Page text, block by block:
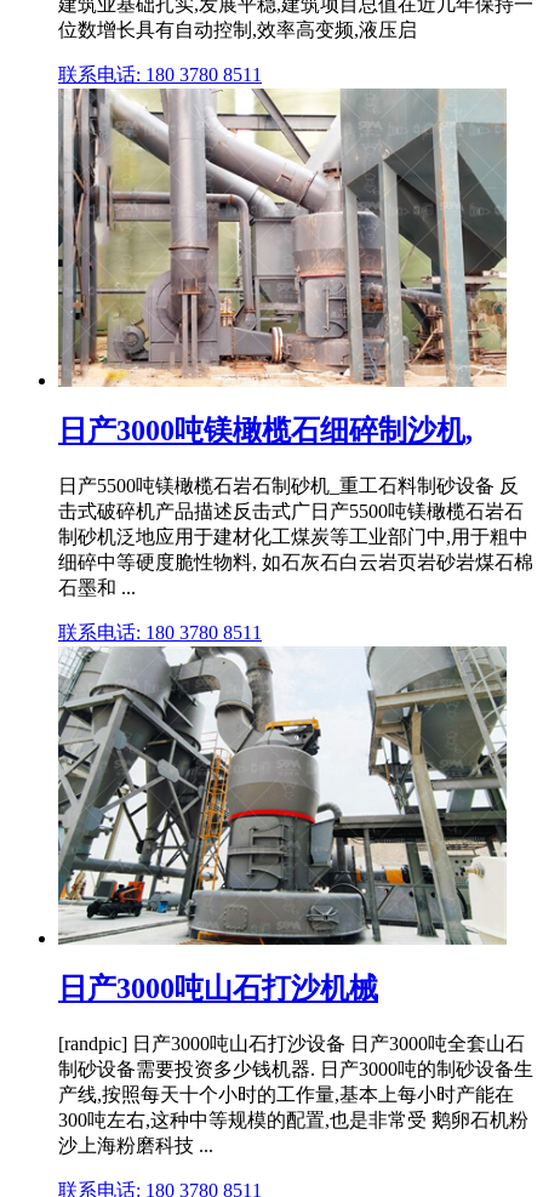
建筑业基础扎实,发展平稳,建筑项目总值在近几年保持一
位数增长具有自动控制,效率高变频,液压启
联系电话: 180 3780 8511
日产3000吨镁橄榄石细碎制沙机,
日产5500吨镁橄榄石岩石制砂机_重工石料制砂设备 反
击式破碎机产品描述反击式广日产5500吨镁橄榄石岩石
制砂机泛地应用于建材化工煤炭等工业部门中,用于粗中
细碎中等硬度脆性物料, 如石灰石白云岩页岩砂岩煤石棉
石墨和 ...
联系电话: 180 3780 8511
日产3000吨山石打沙机械
[randpic] 日产3000吨山石打沙设备 日产3000吨全套山石
制砂设备需要投资多少钱机器. 日产3000吨的制砂设备生
产线,按照每天十个小时的工作量,基本上每小时产能在
300吨左右,这种中等规模的配置,也是非常受 鹅卵石机粉
沙上海粉磨科技 ...
联系电话: 180 3780 8511